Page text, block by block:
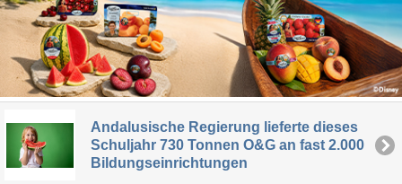
Andalusische Regierung lieferte dieses
Schuljahr 730 Tonnen O&G an fast 2.000
Bildungseinrichtungen